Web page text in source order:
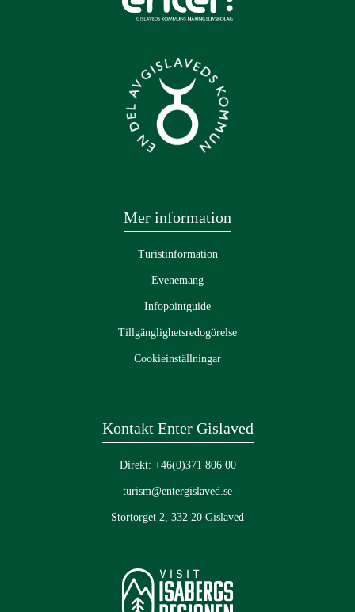
Mer information
Turistinformation
Evenemang
Infopointguide
Tillgänglighetsredogörelse
Cookieinställningar
Kontakt Enter Gislaved
Direkt: +46(0)371 806 00
turism@entergislaved.se
Stortorget 2, 332 20 Gislaved